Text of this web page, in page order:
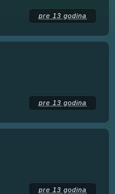
pre 13 godina
pre 13 godina
pre 13 godina